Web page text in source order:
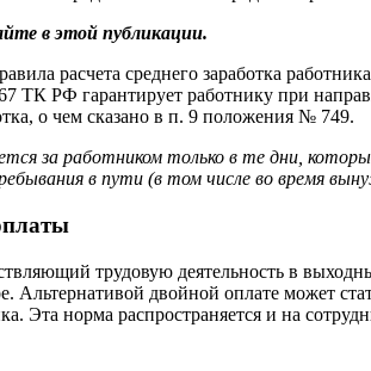
в этой публикации.
расчета среднего заработка
ТК РФ гарантирует работнику при
о чем сказано в п. 9 положения № 749.
за работником только в те дни,
в пути (в том числе во время
трудовую деятельность в
Альтернативой двойной оплате может
Эта норма распространяется и на